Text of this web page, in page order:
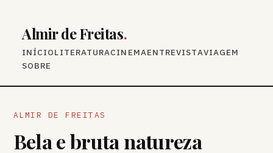
Almir de Freitas.
INÍCIOLITERATURACINEMAENTREVISTAVIAGEM
SOBRE
ALMIR DE FREITAS
Bela e bruta natureza